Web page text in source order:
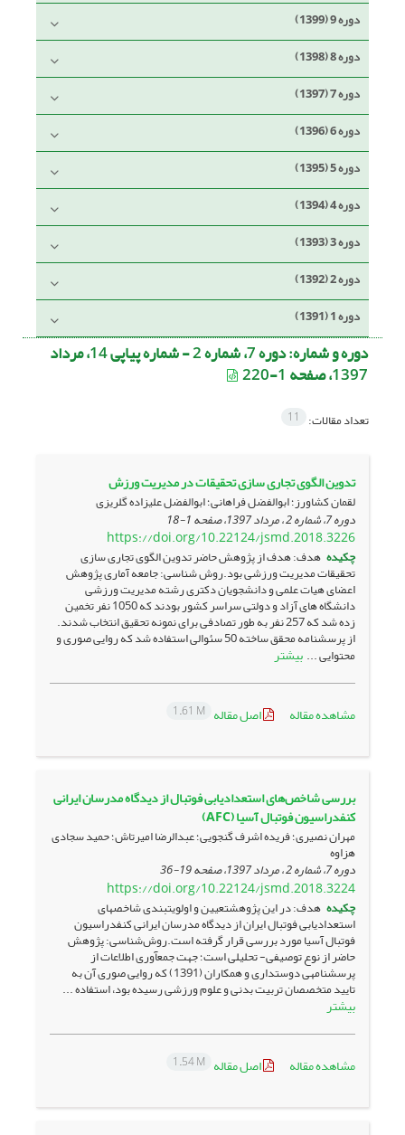
دوره 9 (1399)
دوره 8 (1398)
دوره 7 (1397)
دوره 6 (1396)
دوره 5 (1395)
دوره 4 (1394)
دوره 3 (1393)
دوره 2 (1392)
دوره 1 (1391)
دوره و شماره: دوره 7، شماره 2 - شماره پیاپی 14، مرداد
1397، صفحه 1-220
تعداد مقالات: 11
تدوین الگوی تجاری سازی تحقیقات در مدیریت ورزش
لقمان کشاورز؛ ابوالفضل فراهانی؛ ابوالفضل علیزاده گلریزی
دوره 7، شماره 2 ، مرداد 1397، صفحه 1-18
https://doi.org/10.22124/jsmd.2018.3226
چکیده هدف: هدف از پژوهش حاضر تدوین الگوی تجاری سازی
تحقیقات مدیریت ورزشی بود.روش شناسی: جامعه آماری پژوهش
اعضای هیات علمی و دانشجویان دکتری رشته مدیریت ورزشی
دانشگاه های آزاد و دولتی سراسر کشور بودند که 1050 نفر تخمین
زده شد که 257 نفر به طور تصادفی برای نمونه تحقیق انتخاب شدند.
از پرسشنامه محقق ساخته 50 سئوالی استفاده شد که روایی صوری و
محتوایی ... بیشتر
مشاهده مقاله اصل مقاله 1.61 M
بررسی شاخص‌های استعدادیابی فوتبال از دیدگاه مدرسان ایرانی
کنفدراسیون فوتبال آسیا (AFC)
مهران نصیری؛ فریده اشرف گنجویی؛ عبدالرضا امیرتاش؛ حمید سجادی
هزاوه
دوره 7، شماره 2 ، مرداد 1397، صفحه 19-36
https://doi.org/10.22124/jsmd.2018.3224
چکیده هدف: در این پژوهشتعیین و اولویت­بندی شاخص­های
استعدادیابی فوتبال ایران از دیدگاه مدرسان ایرانی کنفدراسیون
فوتبال آسیا مورد بررسی قرار گرفته است.روش‌شناسی: پژوهش
حاضر از نوع توصیفی- تحلیلی است؛ جهت جمع­آوری اطلاعات از
پرسشنامه­ی دوستداری و همکاران (1391) که روایی صوری آن به
تایید متخصصان تربیت بدنی و علوم ورزشی رسیده بود، استفاده ...
بیشتر
مشاهده مقاله اصل مقاله 1.54 M